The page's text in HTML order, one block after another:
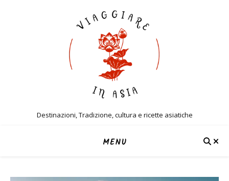
Destinazioni, Tradizione, cultura e ricette asiatiche
MENU